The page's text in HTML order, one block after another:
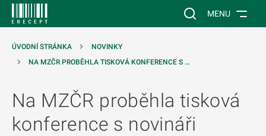
Vyhledávání na
MENU
ÚVODNÍ STRÁNKA
NOVINKY
NA MZČR PROBĚHLA TISKOVÁ KONFERENCE S …
Na MZČR proběhla tisková
konference s novináři